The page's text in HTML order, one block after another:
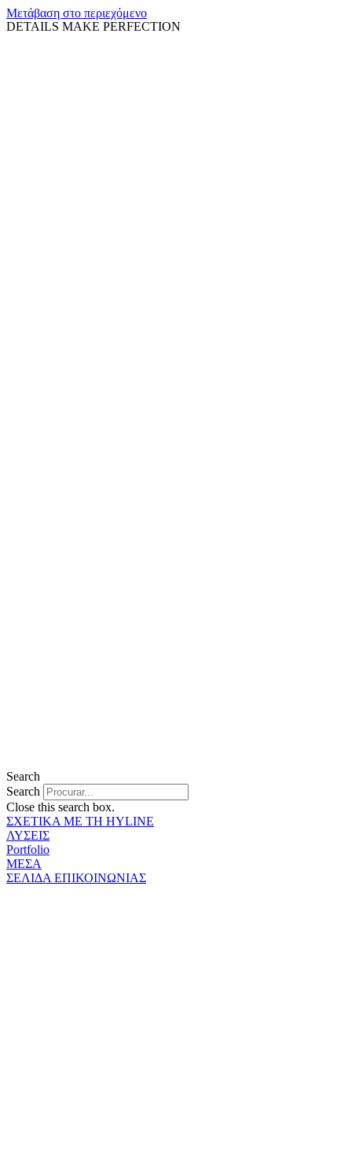
Μετάβαση στο περιεχόμενο
DETAILS MAKE PERFECTION
Search
Search
Close this search box.
ΣΧΕΤΙΚΑ ΜΕ ΤΗ HYLINE
ΛΥΣΕΙΣ
Portfolio
ΜΕΣΑ
ΣΕΛΙΔΑ ΕΠΙΚΟΙΝΩΝΙΑΣ